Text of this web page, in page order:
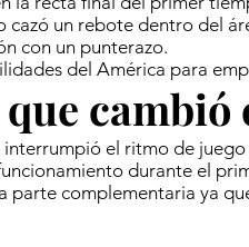
cazó un rebote dentro del
con un punterazo.
del América para
el ritmo de juego
durante el
parte complementaria ya